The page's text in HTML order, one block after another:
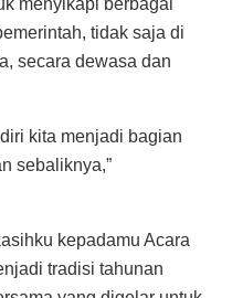
tidak saja di
secara dewasa dan
kita menjadi bagian
sebaliknya,”
kepadamu Acara
tradisi tahunan